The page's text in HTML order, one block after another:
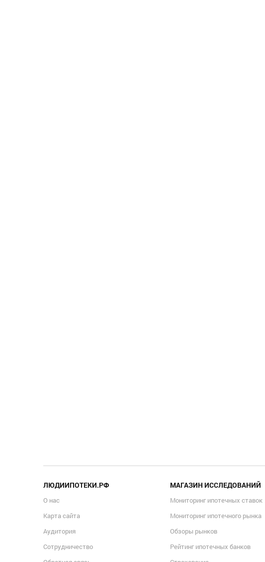
ЛЮДИИПОТЕКИ.РФ
О нас
Карта сайта
Аудитория
Сотрудничество
МАГАЗИН ИССЛЕДОВАНИЙ
Мониторинг ипотечных ставок
Мониторинг ипотечного рынка
Обзоры рынков
Рейтинг ипотечных банков